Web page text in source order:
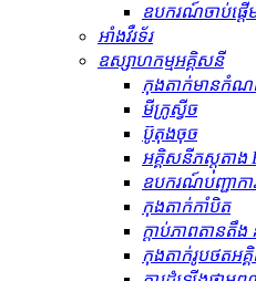
ឧបករណ៍ចាប់ផ្តើ
អាំងវឺរទ័រ
ឧស្សាហកម្មអគ្គិសនី
កុងតាក់មានកំណ
មីក្រូស្វីច
ប៊ូតុងចុច
អគ្គិសនីភស្តុតាង
ឧបករណ៍បញ្ជាកា
កុងតាក់កាំបិត
ក្ដាប់ភាពតានតឹង
កុងតាក់រូបថតអគ្